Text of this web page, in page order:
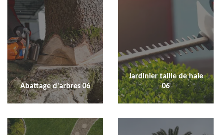
Abattage d'arbres 06
Jardinier taille de haie
06